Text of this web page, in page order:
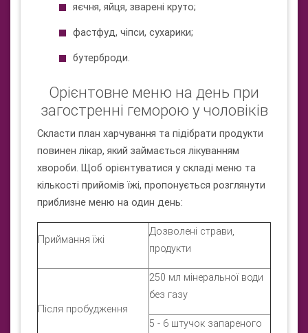
яєчня, яйця, зварені круто;
фастфуд, чіпси, сухарики;
бутерброди.
Орієнтовне меню на день при
загостренні геморою у чоловіків
Скласти план харчування та підібрати продукти
повинен лікар, який займається лікуванням
хвороби. Щоб орієнтуватися у складі меню та
кількості прийомів їжі, пропонується розглянути
приблизне меню на один день:
Приймання їжі
Дозволені страви,
продукти
Після пробудження
250 мл мінеральної води
без газу
5 - 6 штучок запареного